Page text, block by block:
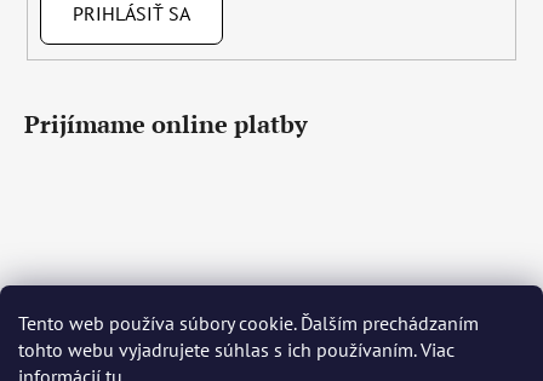
Tento web používa súbory cookie. Ďalším prechádzaním
tohto webu vyjadrujete súhlas s ich používaním. Viac
informácií tu
PRIHLÁSIŤ SA
Prijímame online platby
Čeština Slovenčina English Deutsch Magyar
Język polski Română Italiano Español Français